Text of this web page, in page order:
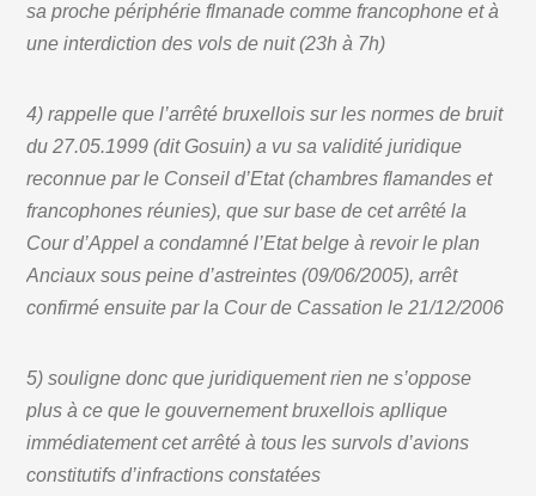
sa proche périphérie flmanade comme francophone et à
une interdiction des vols de nuit (23h à 7h)
4) rappelle que l’arrêté bruxellois sur les normes de bruit
du 27.05.1999 (dit Gosuin) a vu sa validité juridique
reconnue par le Conseil d’Etat (chambres flamandes et
francophones réunies), que sur base de cet arrêté la
Cour d’Appel a condamné l’Etat belge à revoir le plan
Anciaux sous peine d’astreintes (09/06/2005), arrêt
confirmé ensuite par la Cour de Cassation le 21/12/2006
5) souligne donc que juridiquement rien ne s’oppose
plus à ce que le gouvernement bruxellois apllique
immédiatement cet arrêté à tous les survols d’avions
constitutifs d’infractions constatées